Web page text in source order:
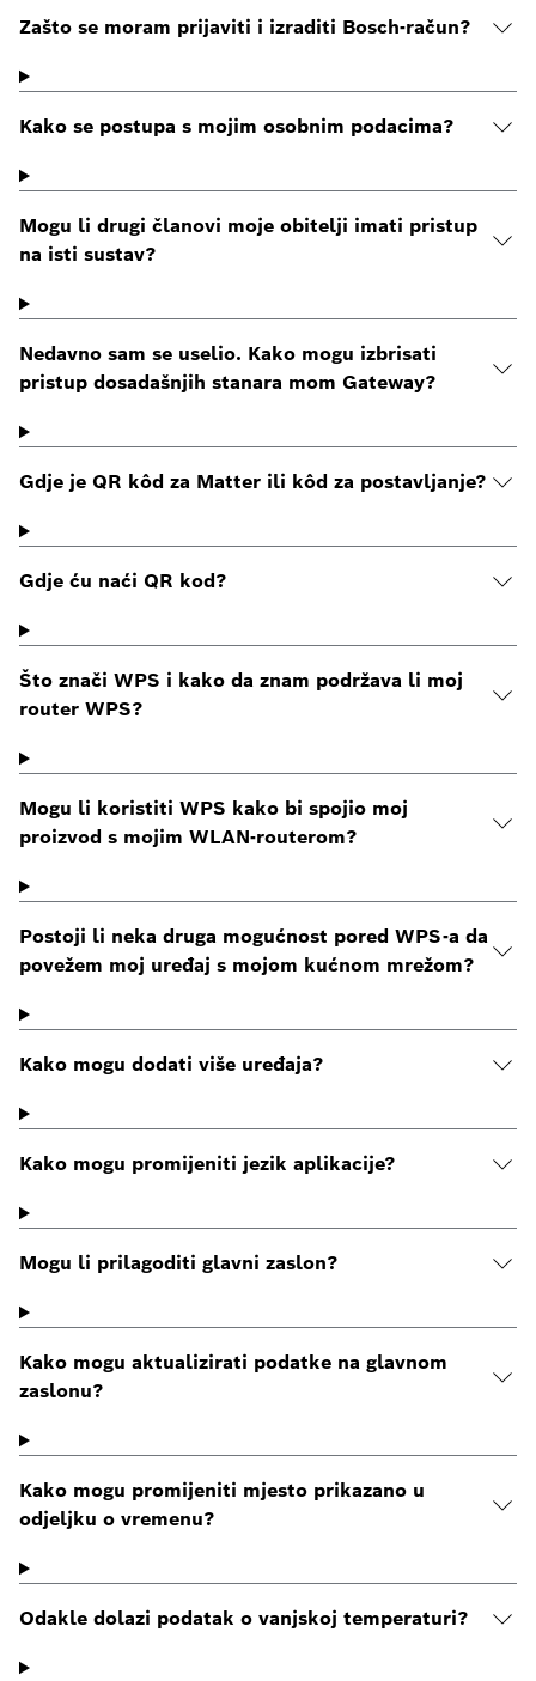
Zašto se moram prijaviti i izraditi Bosch-račun?
Kako se postupa s mojim osobnim podacima?
Mogu li drugi članovi moje obitelji imati pristup
na isti sustav?
Nedavno sam se uselio. Kako mogu izbrisati
pristup dosadašnjih stanara mom Gateway?
Gdje je QR kôd za Matter ili kôd za postavljanje?
Gdje ću naći QR kod?
Što znači WPS i kako da znam podržava li moj
router WPS?
Mogu li koristiti WPS kako bi spojio moj
proizvod s mojim WLAN-routerom?
Postoji li neka druga mogućnost pored WPS-a da
povežem moj uređaj s mojom kućnom mrežom?
Kako mogu dodati više uređaja?
Kako mogu promijeniti jezik aplikacije?
Mogu li prilagoditi glavni zaslon?
Kako mogu aktualizirati podatke na glavnom
zaslonu?
Kako mogu promijeniti mjesto prikazano u
odjeljku o vremenu?
Odakle dolazi podatak o vanjskoj temperaturi?